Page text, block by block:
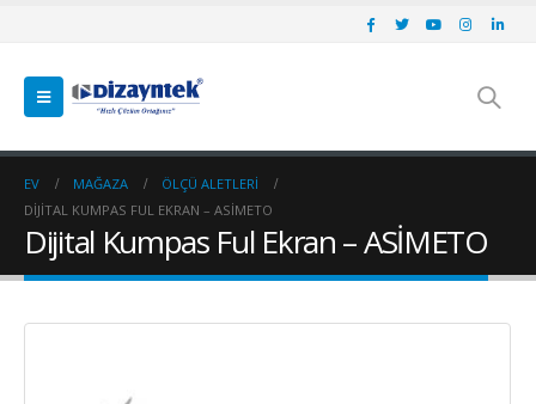
EV MAĞAZA
ÖLÇÜ ALETLERI
DIJITAL KUMPAS FUL EKRAN – ASİMETO
Dijital Kumpas Ful Ekran – ASİMETO